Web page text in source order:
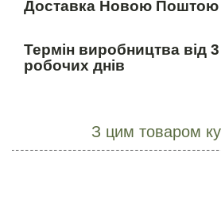
Доставка Новою Поштою
Термін виробництва від
робочих днів
З цим товаром